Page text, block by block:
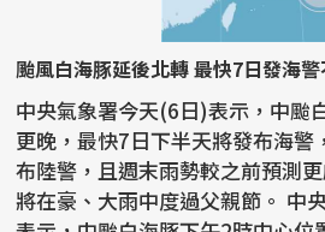
颱風白海豚延後北轉 最
中央氣象署今天(6日)表示，中颱
更晚，最快7日下半天將發布海警
布陸警，且週末雨勢較之前預測
將在豪、大雨中度過父親節。 中央氣象署預報員張承傳